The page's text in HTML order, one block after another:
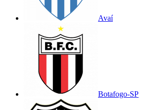
Avaí
Botafogo-SP